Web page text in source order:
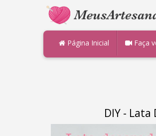
Página Inicial Faça
DIY -